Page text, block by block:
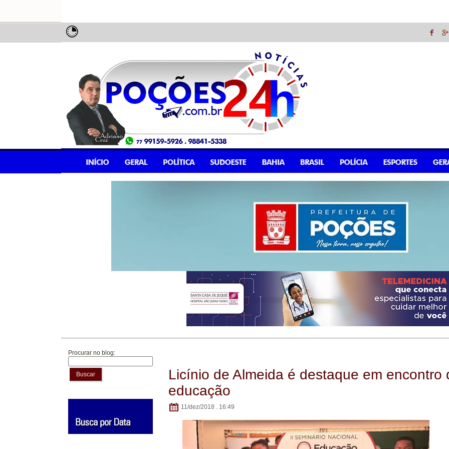
Procurar no blog:
Buscar
Licínio de Almeida é destaque em encontro
educação
11/dez/2018 . 16:49